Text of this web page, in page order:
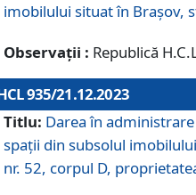
imobilului situat în Braşov,
Observații : Republică
935/21.12.2023
Titlu: Darea în
spații din subsolul
nr. 52, corpul D,